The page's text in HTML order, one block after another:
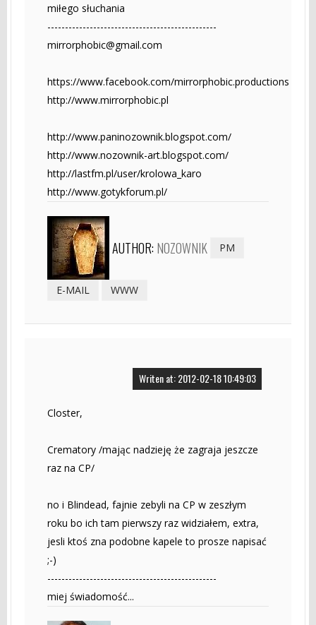
miłego słuchania
------------------------------------------------
mirrorphobic@gmail.com
https://www.facebook.com/mirrorphobic.productions
http://www.mirrorphobic.pl
http://www.paninozownik.blogspot.com/
http://www.nozownik-art.blogspot.com/
http://lastfm.pl/user/krolowa_karo
http://www.gotykforum.pl/
AUTHOR: NOZOWNIK PM
E-MAIL WWW
Writen at: 2012-02-18 10:49:03
Closter,
Crematory /mając nadzieję że zagraja jeszcze
raz na CP/
no i Blindead, fajnie zebyli na CP w zeszłym
roku bo ich tam pierwszy raz widziałem, extra,
jesli ktoś zna podobne kapele to prosze napisać
;-)
------------------------------------------------
miej świadomość...